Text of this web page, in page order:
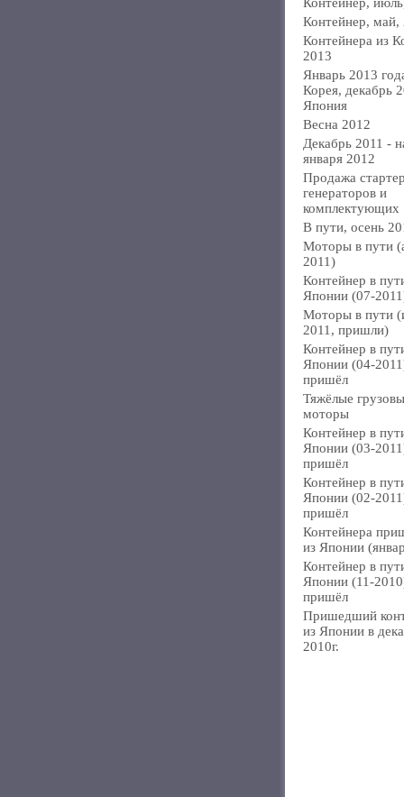
Контейнер, май,
Контейнера из
2013
Январь 2013
Корея, декабрь
Япония
Весна 2012
Декабрь 2011 -
января 2012
Продажа
генераторов и
комплектующих
В пути, осень
Моторы в пути
2011)
Контейнер в
Японии (07-
Моторы в пути
2011, пришли)
Контейнер в
Японии (04-
пришёл
Тяжёлые
моторы
Контейнер в
Японии (03-
пришёл
Контейнер в
Японии (02-
пришёл
Контейнера
из Японии
Контейнер в
Японии (11-
пришёл
Пришедший
из Японии в
2010г.